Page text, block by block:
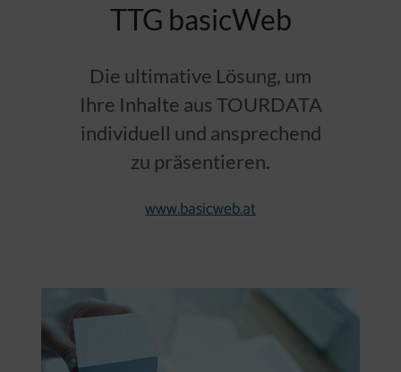
TTG basicWeb
Die ultimative Lösung, um
Ihre Inhalte aus TOURDATA
individuell und ansprechend
zu präsentieren.
www.basicweb.at